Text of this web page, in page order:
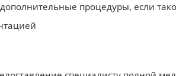
процедуры, если